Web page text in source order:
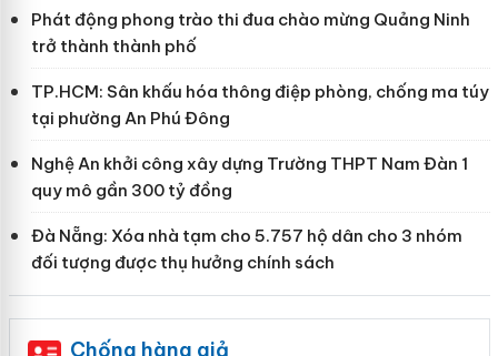
Phát động phong trào thi đua chào mừng Quảng Ninh
trở thành thành phố
TP.HCM: Sân khấu hóa thông điệp phòng, chống ma túy
tại phường An Phú Đông
Nghệ An khởi công xây dựng Trường THPT Nam Đàn 1
quy mô gần 300 tỷ đồng
Đà Nẵng: Xóa nhà tạm cho 5.757 hộ dân cho 3 nhóm
đối tượng được thụ hưởng chính sách
Chống hàng giả